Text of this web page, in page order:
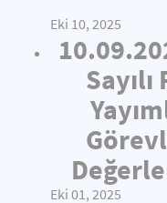
Eki 10, 2025
Eki 01, 2025